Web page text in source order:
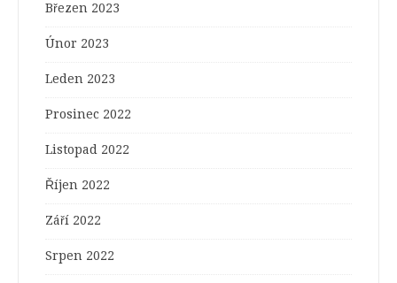
Březen 2023
Únor 2023
Leden 2023
Prosinec 2022
Listopad 2022
Říjen 2022
Září 2022
Srpen 2022